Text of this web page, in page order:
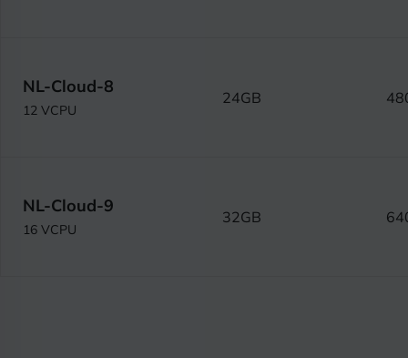
NL-Cloud-8
12 VCPU
24GB
NL-Cloud-9
16 VCPU
32GB